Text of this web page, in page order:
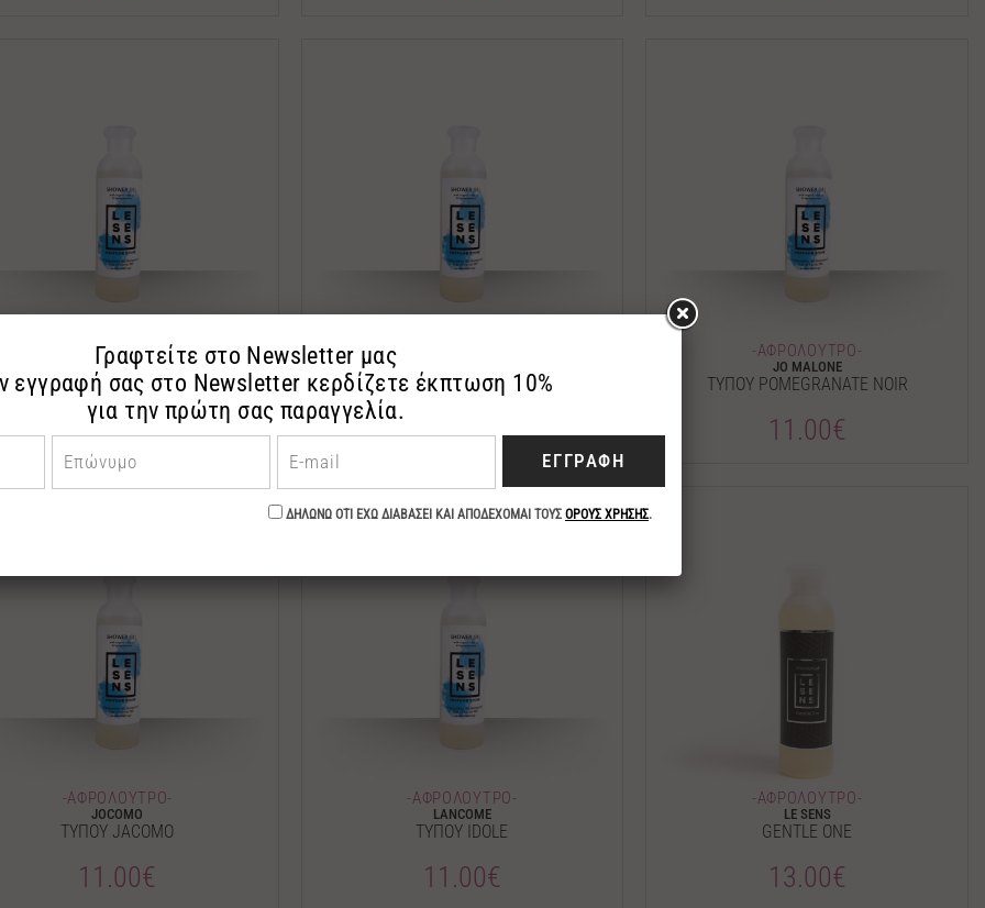
-ΑΦΡΟΛΟΥΤΡΟ-
JEAN PAUL GAULTIER
ΤΥΠΟΥ SCANDAL
11.00€
ΤΥΠΟΥ CLASIQUE
11.00€
-ΑΦΡΟΛΟΥΤΡΟ-
JO MALONE
ΤΥΠΟΥ POMEGRANATE NOIR
11.00€
-ΑΦΡΟΛΟΥΤΡΟ-
JOCOMO
ΤΥΠΟΥ JACOMO
11.00€
-ΑΦΡΟΛΟΥΤΡΟ-
LANCOME
ΤΥΠΟΥ IDOLE
11.00€
-ΑΦΡΟΛΟΥΤΡΟ-
LE SENS
GENTLE ONE
13.00€